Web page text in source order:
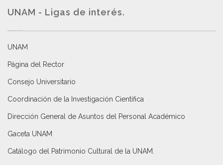
UNAM - Ligas de interés.
UNAM
Página del Rector
Consejo Universitario
Coordinación de la Investigación Científica
Dirección General de Asuntos del Personal Académico
Gaceta UNAM
Catálogo del Patrimonio Cultural de la UNAM.